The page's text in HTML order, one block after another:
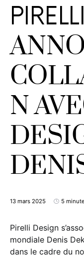
N
13 mars 2025 5
Pirelli Design
mondiale Denis
dans le cadre du